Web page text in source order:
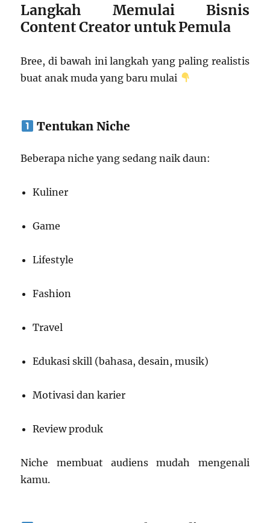
Langkah Memulai Bisnis
Content Creator untuk Pemula
Bree, di bawah ini langkah yang paling realistis
buat anak muda yang baru mulai
Tentukan Niche
Beberapa niche yang sedang naik daun:
Kuliner
Game
Lifestyle
Fashion
Travel
Edukasi skill (bahasa, desain, musik)
Motivasi dan karier
Review produk
Niche membuat audiens mudah mengenali
kamu.